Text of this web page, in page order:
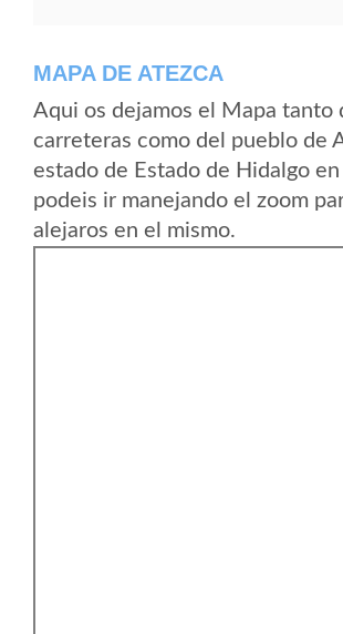
MAPA DE ATEZCA
Aqui os dejamos el Mapa tanto
carreteras como del pueblo de
estado de Estado de Hidalgo
podeis ir manejando el zoom
alejaros en el mismo.